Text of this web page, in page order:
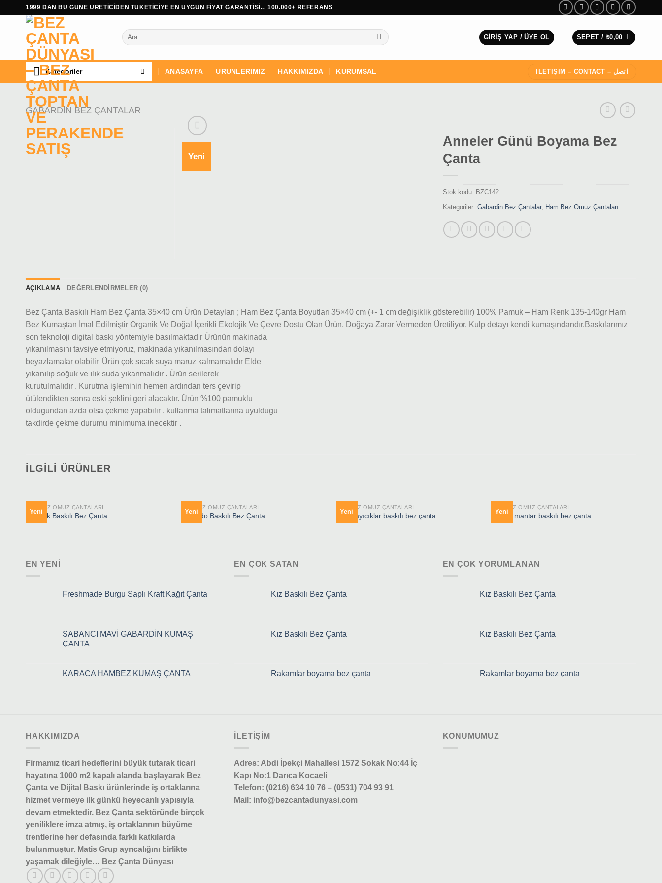
1999 DAN BU GÜNE ÜRETİCİDEN TÜKETİCİYE EN UYGUN FİYAT GARANTİSİ... 100.000+ REFERANS
Ara:
GIRIŞ YAP / ÜYE OL SEPET / ₺0,00
Kategoriler ANASAYFA ÜRÜNLERİMİZ HAKKIMIZDA KURUMSAL İLETİŞİM – CONTACT – اتصل
GABARDIN BEZ ÇANTALAR
Yeni
Anneler Günü Boyama Bez
Çanta
Stok kodu: BZC142
Kategoriler: Gabardin Bez Çantalar, Ham Bez Omuz Çantaları
AÇIKLAMA DEĞERLENDIRMELER (0)
Bez Çanta Baskılı Ham Bez Çanta 35×40 cm Ürün Detayları ; Ham Bez Çanta Boyutları 35×40 cm (+- 1 cm değişiklik gösterebilir) 100% Pamuk – Ham Renk 135-140gr Ham
Bez Kumaştan İmal Edilmiştir Organik Ve Doğal İçerikli Ekolojik Ve Çevre Dostu Olan Ürün, Doğaya Zarar Vermeden Üretiliyor. Kulp detayı kendi kumaşındandır.Baskılarımız
son teknoloji digital baskı yöntemiyle basılmaktadır Ürünün makinada
yıkanılmasını tavsiye etmiyoruz, makinada yıkanılmasından dolayı
beyazlamalar olabilir. Ürün çok sıcak suya maruz kalmamalıdır Elde
yıkanılıp soğuk ve ılık suda yıkanmalıdır . Ürün serilerek
kurutulmalıdır . Kurutma işleminin hemen ardından ters çevirip
ütülendikten sonra eski şeklini geri alacaktır. Ürün %100 pamuklu
olduğundan azda olsa çekme yapabilir . kullanma talimatlarına uyulduğu
takdirde çekme durumu minimuma inecektir .
İLGILI ÜRÜNLER
Yeni
HAM BEZ OMUZ ÇANTALARI
Gelincik Baskılı Bez Çanta
Yeni
HAM BEZ OMUZ ÇANTALARI
Avakado Baskılı Bez Çanta
Yeni
HAM BEZ OMUZ ÇANTALARI
mutlu ayıcıklar baskılı bez çanta
Yeni
HAM BEZ OMUZ ÇANTALARI
sevimli mantar baskılı bez çanta
EN YENI
Freshmade Burgu Saplı Kraft Kağıt Çanta
SABANCI MAVİ GABARDİN KUMAŞ
ÇANTA
KARACA HAMBEZ KUMAŞ ÇANTA
EN ÇOK SATAN
Kız Baskılı Bez Çanta
Kız Baskılı Bez Çanta
Rakamlar boyama bez çanta
EN ÇOK YORUMLANAN
Kız Baskılı Bez Çanta
Kız Baskılı Bez Çanta
Rakamlar boyama bez çanta
HAKKIMIZDA
Firmamız ticari hedeflerini büyük tutarak ticari
hayatına 1000 m2 kapalı alanda başlayarak Bez
Çanta ve Dijital Baskı ürünlerinde iş ortaklarına
hizmet vermeye ilk günkü heyecanlı yapısıyla
devam etmektedir. Bez Çanta sektöründe birçok
yeniliklere imza atmış, iş ortaklarının büyüme
trentlerine her defasında farklı katkılarda
bulunmuştur. Matis Grup ayrıcalığını birlikte
yaşamak dileğiyle… Bez Çanta Dünyası
ILETIŞIM
Adres: Abdi İpekçi Mahallesi 1572 Sokak No:44 İç
Kapı No:1 Darıca Kocaeli
Telefon: (0216) 634 10 76 – (0531) 704 93 91
Mail: info@bezcantadunyasi.com
KONUMUMUZ